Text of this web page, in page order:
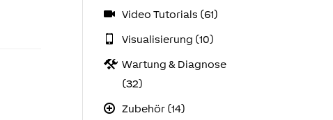
Video Tutorials (61)
Visualisierung (10)
Wartung & Diagnose
(32)
Zubehör (14)